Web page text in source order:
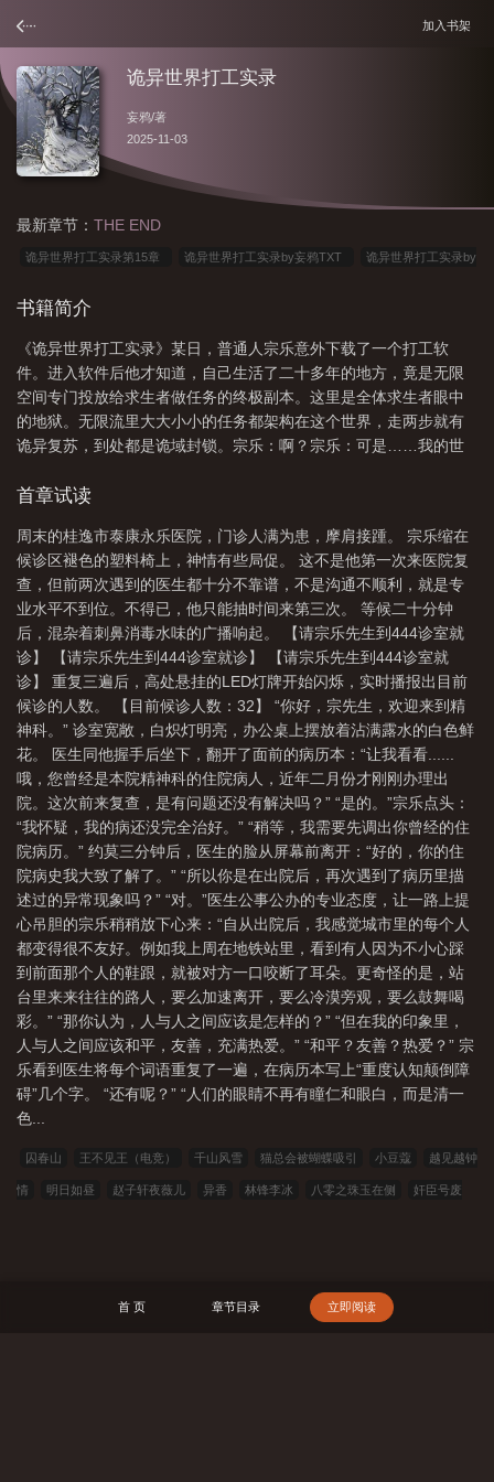
加入书架
诡异世界打工实录
妄鸦/著
2025-11-03
最新章节： THE END
诡异世界打工实录第15章 诡异世界打工实录by妄鸦TXT 诡异世界打工实录by
免费阅读
世界打工实录妄鸦免费阅读 诡异世界打工实录番外203 诡异世界打工实录
TXT 诡异世界打工实录by妄鸦全文免费阅读 诡异世界打工实录免费完整
版 诡异世界练武 诡异世界打工实录全文番外 诡异世界打工实录妄鸦免费阅
读最新章节 诡异世界打工实录全文免费阅读 诡异世界打工实录简介 诡异世
by妄鸦 诡异世界打工实录免费 诡异世界打工实录百度 诡异世界打工实录
最新章节 诡异世界打工实录感情线 诡异世界打工实录 妄鸦 诡异世界打工
实录晋江 诡异世界打工实录by妄鸦TXT百度 诡异世界签到可太难了无弹
窗 诡异世界打工实录剧透 诡异世界打工实录免费阅读妄鸦 诡异世界打工实
录妄鸦晋江 诡异世界打工实录妄鸦TXT百度 诡异世界打工实录TXT免费全
本 诡异世界打工实录妄鸦 诡异世界打工实录129 诡异的世界之旅 规则
类怪谈扮演指南 诡异世界打工实录妄鸦TXT 诡异世界打工实录by妄鸦番
外 诡异世界打工实录为什么关闭评论区 诡异世界打工实录热搜 诡异世界打
工实录全文 诡异世界打工实录by 诡异世界打工实录妄鸦在线观看 诡异世
界打工实录攻受 诡异世界打工实录完结了吗 诡异世界打工实录讲了什么 诡
外 诡异世界打工实录讲的什么 诡异世界打工实录15 诡异世界签到可太难
了 最新章节 无弹窗
书籍简介
《诡异世界打工实录》某日，普通人宗乐意外下载了一个打工软
件。进入软件后他才知道，自己生活了二十多年的地方，竟是无限
空间专门投放给求生者做任务的终极副本。这里是全体求生者眼中
的地狱。无限流里大大小小的任务都架构在这个世界，走两步就有
诡异复苏，到处都是诡域封锁。宗乐：啊？宗乐：可是……我的世
文最强不是无限流，是诡异流（标重点）【下面是预收《读者穿书
首章试读
周末的桂逸市泰康永乐医院，门诊人满为患，摩肩接踵。 宗乐缩在
候诊区褪色的塑料椅上，神情有些局促。 这不是他第一次来医院复
查，但前两次遇到的医生都十分不靠谱，不是沟通不顺利，就是专
业水平不到位。不得已，他只能抽时间来第三次。 等候二十分钟
后，混杂着刺鼻消毒水味的广播响起。 【请宗乐先生到444诊室就
诊】 【请宗乐先生到444诊室就诊】 【请宗乐先生到444诊室就
诊】 重复三遍后，高处悬挂的LED灯牌开始闪烁，实时播报出目前
候诊的人数。 【目前候诊人数：32】 “你好，宗先生，欢迎来到精
神科。” 诊室宽敞，白炽灯明亮，办公桌上摆放着沾满露水的白色鲜
花。 医生同他握手后坐下，翻开了面前的病历本：“让我看看......
哦，您曾经是本院精神科的住院病人，近年二月份才刚刚办理出
院。这次前来复查，是有问题还没有解决吗？” “是的。”宗乐点头：
“我怀疑，我的病还没完全治好。” “稍等，我需要先调出你曾经的住
院病历。” 约莫三分钟后，医生的脸从屏幕前离开：“好的，你的住
院病史我大致了解了。” “所以你是在出院后，再次遇到了病历里描
述过的异常现象吗？” “对。”医生公事公办的专业态度，让一路上提
心吊胆的宗乐稍稍放下心来：“自从出院后，我感觉城市里的每个人
都变得很不友好。例如我上周在地铁站里，看到有人因为不小心踩
到前面那个人的鞋跟，就被对方一口咬断了耳朵。更奇怪的是，站
台里来来往往的路人，要么加速离开，要么冷漠旁观，要么鼓舞喝
彩。” “那你认为，人与人之间应该是怎样的？” “但在我的印象里，
人与人之间应该和平，友善，充满热爱。” “和平？友善？热爱？” 宗
乐看到医生将每个词语重复了一遍，在病历本写上“重度认知颠倒障
碍”几个字。 “还有呢？” “人们的眼睛不再有瞳仁和眼白，而是清一
色...
囚春山 王不见王（电竞） 千山风雪 猫总会被蝴蝶吸引 小豆蔻 越见越钟
情 明日如昼 赵子轩夜薇儿 异香 林锋李冰 八零之珠玉在侧 奸臣号废
万人迷每天都在修罗场 九零重组小家庭 大明：寒门辅臣
首 页 章节目录 立即阅读